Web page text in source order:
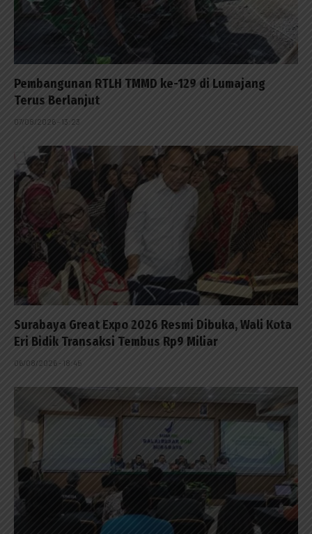
Pembangunan RTLH TMMD ke-129 di Lumajang
Terus Berlanjut
07/08/2026 - 13:23
Surabaya Great Expo 2026 Resmi Dibuka, Wali Kota
Eri Bidik Transaksi Tembus Rp9 Miliar
06/08/2026 - 18:45